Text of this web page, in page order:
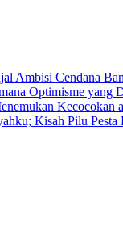
Ambisi Cendana
Optimisme yang
Kecocokan
Kisah Pilu Pesta